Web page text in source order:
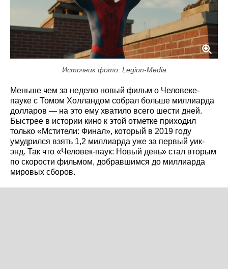
Источник фото: Legion-Media
Меньше чем за неделю новый фильм о Человеке-
пауке с Томом Холландом собрал больше миллиарда
долларов — на это ему хватило всего шести дней.
Быстрее в истории кино к этой отметке приходил
только «Мстители: Финал», который в 2019 году
умудрился взять 1,2 миллиарда уже за первый уик-
энд. Так что «Человек-паук: Новый день» стал вторым
по скорости фильмом, добравшимся до миллиарда
мировых сборов.